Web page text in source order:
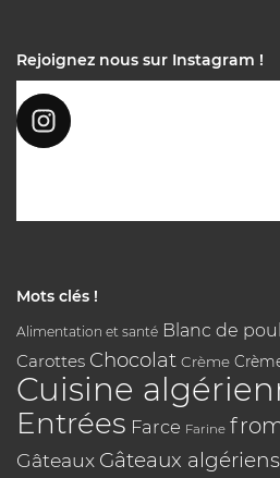
Rejoignez nous sur Instagram !
Mots clés !
Alimentation et santé Blanc de
Carottes Chocolat Crème
Cuisine
Entrées Farce Farine
Gâteaux Gâteaux algériens